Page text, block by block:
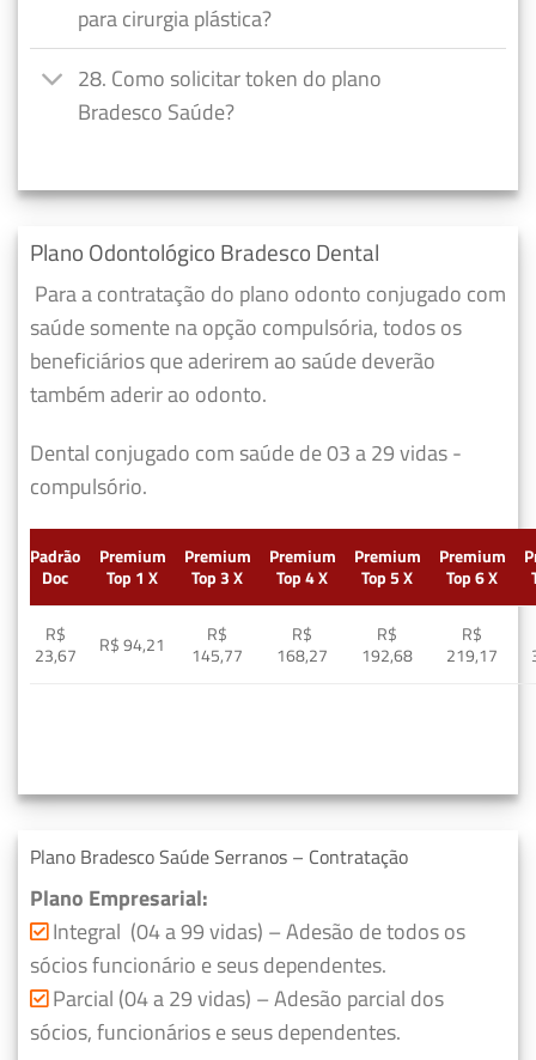
para cirurgia plástica?
28. Como solicitar token do plano
Bradesco Saúde?
Plano Odontológico Bradesco Dental
Para a contratação do plano odonto conjugado com
saúde somente na opção compulsória, todos os
beneficiários que aderirem ao saúde deverão
também aderir ao odonto.
Dental conjugado com saúde de 03 a 29 vidas -
compulsório.
Padrão
Doc
Premium
Top 1 X
Premium
Top 3 X
Premium
Top 4 X
Premium
Top 5 X
Premium
Top 6 X
R$
23,67
R$ 94,21
R$
145,77
R$
168,27
R$
192,68
R$
219,17
Plano Bradesco Saúde Serranos – Contratação
Plano Empresarial:
Integral (04 a 99 vidas) – Adesão de todos os
sócios funcionário e seus dependentes.
Parcial (04 a 29 vidas) – Adesão parcial dos
sócios, funcionários e seus dependentes.